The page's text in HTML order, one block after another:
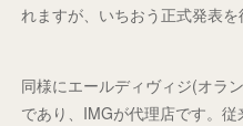
れますが、いちおう正式発表を
同様にエールディヴィジ(オラ
であり、IMGが代理店です。